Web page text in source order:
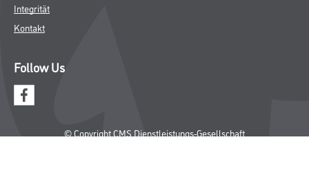
Integrität
Kontakt
Follow Us
© Copyright CMS Dienstleistungs-Gesellschaft